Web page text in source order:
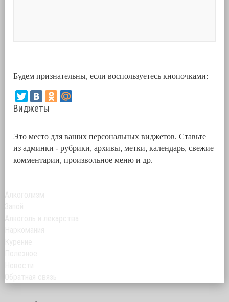
Будем признательны, если воспользуетесь кнопочками:
Виджеты
Это место для ваших персональных виджетов. Ставьте
из админки - рубрики, архивы, метки, календарь, свежие
комментарии, произвольное меню и др.